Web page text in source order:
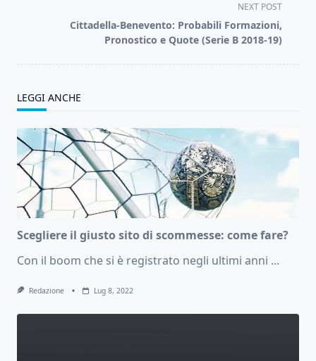
text">Page</span>
NEXT POST
Cittadella-Benevento: Probabili Formazioni,
Pronostico e Quote (Serie B 2018-19)
LEGGI ANCHE
Scegliere il giusto sito di scommesse: come fare?
Con il boom che si è registrato negli ultimi anni ...
Redazione Lug 8, 2022